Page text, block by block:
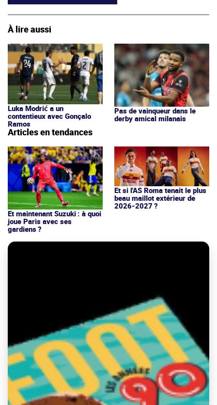
À lire aussi
Luka Modrić a un
contentieux avec Gonçalo
Ramos
Pas de vainqueur dans le
derby amical milanais
Articles en tendances
Et maintenant Suzuki : à quoi
joue Paris avec ses
gardiens ?
Et si l'AS Roma tenait le plus
beau maillot extérieur de
2026-2027 ?